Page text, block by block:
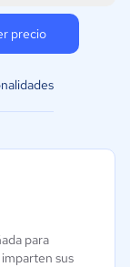
precio
para
sus